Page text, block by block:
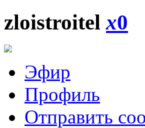
zloistroitelx0
Эфир
Профиль
Отправить